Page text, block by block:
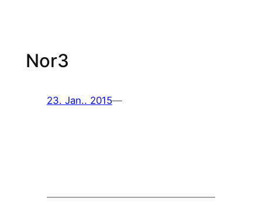
Nor3
23. Jan.. 2015—